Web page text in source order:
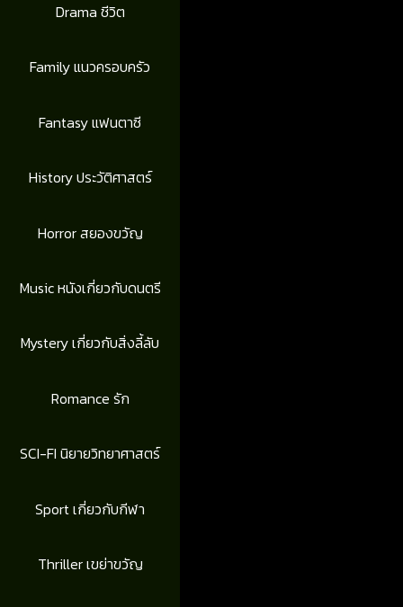
Drama ชีวิต
Family แนวครอบครัว
Fantasy แฟนตาซี
History ประวัติศาสตร์
Horror สยองขวัญ
Music หนังเกี่ยวกับดนตรี
Mystery เกี่ยวกับสิ่งลี้ลับ
Romance รัก
SCI-FI นิยายวิทยาศาสตร์
Sport เกี่ยวกับกีฬา
Thriller เขย่าขวัญ